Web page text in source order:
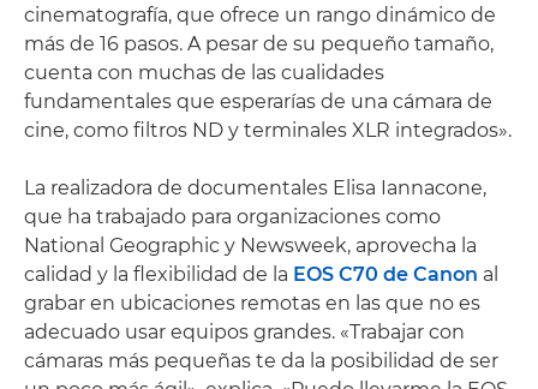
cinematografía, que ofrece un rango dinámico de
más de 16 pasos. A pesar de su pequeño tamaño,
cuenta con muchas de las cualidades
fundamentales que esperarías de una cámara de
cine, como filtros ND y terminales XLR integrados».
La realizadora de documentales Elisa Iannacone,
que ha trabajado para organizaciones como
National Geographic y Newsweek, aprovecha la
calidad y la flexibilidad de la EOS C70 de Canon al
grabar en ubicaciones remotas en las que no es
adecuado usar equipos grandes. «Trabajar con
cámaras más pequeñas te da la posibilidad de ser